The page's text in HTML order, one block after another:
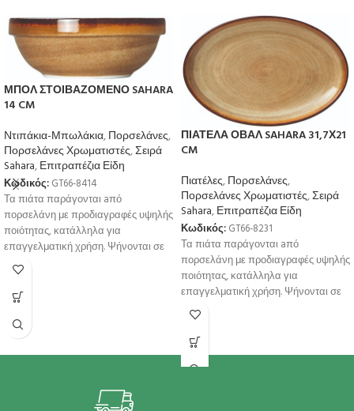
ΜΠΟΛ ΣΤΟΙΒΑΖΟΜΕΝΟ SAHARA
14 CM
Ντιπάκια-Μπωλάκια,Πορσελάνες,
Πορσελάνες Χρωματιστές,Σειρά
Sahara,Επιτραπέζια Είδη
Κωδικός: GT66-8414
Τα πιάτα παράγονται aπό
πορσελάνη με προδιαγραφές υψηλής
ποιότητας, κατάλληλα για
επαγγελματική χρήση. Ψήνονται σε
υψηλή θερμοκρσία για μεγαλύτερη
αντοχή
ΠΙΑΤΕΛΑ ΟΒΑΛ SAHARA 31,7Χ21
CM
Πιατέλες,Πορσελάνες,
Πορσελάνες Χρωματιστές,Σειρά
Sahara,Επιτραπέζια Είδη
Κωδικός: GT66-8231
Τα πιάτα παράγονται aπό
πορσελάνη με προδιαγραφές υψηλής
ποιότητας, κατάλληλα για
επαγγελματική χρήση. Ψήνονται σε
υψηλή θερμοκρσία για μεγαλύτερη
αντοχή